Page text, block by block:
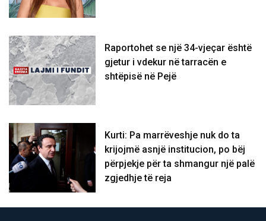
Raportohet se një 34-vjeçar është
gjetur i vdekur në tarracën e
shtëpisë në Pejë
Kurti: Pa marrëveshje nuk do ta
krijojmë asnjë institucion, po bëj
përpjekje për ta shmangur një palë
zgjedhje të reja